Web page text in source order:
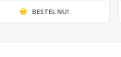
BESTEL NU!